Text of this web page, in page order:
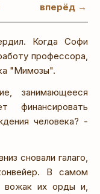
вперёд →
Когда Софи
профессора,
"Мимозы".
занимающееся
финансировать
человека? -
сновали галаго,
В самом
вожак их орды и,